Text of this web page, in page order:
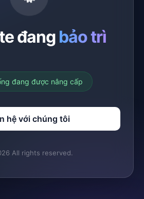
đang bảo trì
đang được nâng cấp
hệ với chúng tôi
All rights reserved.